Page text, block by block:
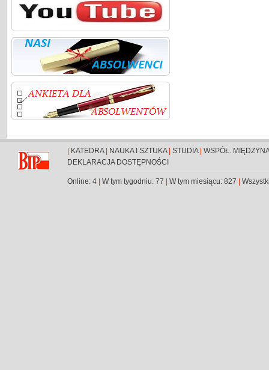
KATEDRA| NAUKA I SZTUKA| STUDIA| WSPÓŁ.
DEKLARACJA DOSTĘPNOŚCI
Online: 4 W tym tygodniu: 77 W tym miesiącu: 827